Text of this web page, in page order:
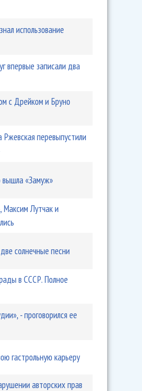
использование
впервые записали два
с Дрейком и Бруно
перевыпустили
вышла «Замуж»
Максим Лутчак и
солнечные песни
в СССР. Полное
- проговорился ее
гастрольную карьеру
авторских прав